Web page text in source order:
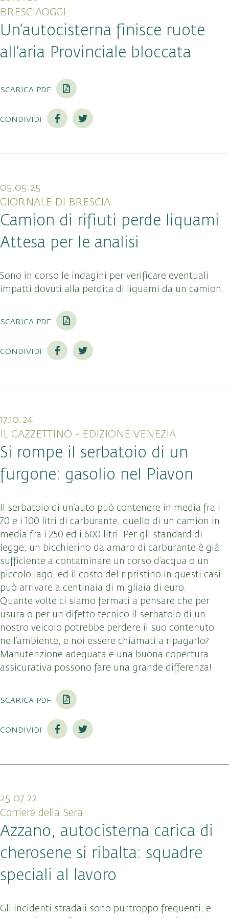
BRESCIAOGGI
Un’autocisterna finisce ruote
all’aria Provinciale bloccata
scarica pdf
condividi
05.05.25
GIORNALE DI BRESCIA
Camion di rifiuti perde liquami
Attesa per le analisi
Sono in corso le indagini per verificare eventuali
impatti dovuti alla perdita di liquami da un camion.
scarica pdf
condividi
17.10.24
IL GAZZETTINO - EDIZIONE VENEZIA
Si rompe il serbatoio di un
furgone: gasolio nel Piavon
Il serbatoio di un’auto può contenere in media fra i
70 e i 100 litri di carburante, quello di un camion in
media fra i 250 ed i 600 litri. Per gli standard di
legge, un bicchierino da amaro di carburante è già
sufficiente a contaminare un corso d’acqua o un
piccolo lago, ed il costo del ripristino in questi casi
può arrivare a centinaia di migliaia di euro.
Quante volte ci siamo fermati a pensare che per
usura o per un difetto tecnico il serbatoio di un
nostro veicolo potrebbe perdere il suo contenuto
nell’ambiente, e noi essere chiamati a ripagarlo?
Manutenzione adeguata e una buona copertura
assicurativa possono fare una grande differenza!
scarica pdf
condividi
25.07.22
Corriere della Sera
Azzano, autocisterna carica di
cherosene si ribalta: squadre
speciali al lavoro
Gli incidenti stradali sono purtroppo frequenti, e